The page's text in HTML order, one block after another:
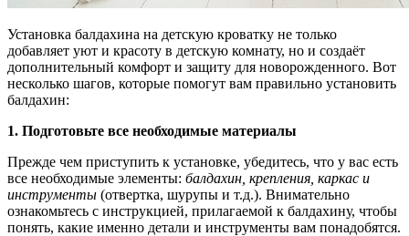
Установка балдахина на детскую кроватку не только
добавляет уют и красоту в детскую комнату, но и создаёт
дополнительный комфорт и защиту для новорожденного. Вот
несколько шагов, которые помогут вам правильно установить
балдахин:
1. Подготовьте все необходимые материалы
Прежде чем приступить к установке, убедитесь, что у вас есть
все необходимые элементы: балдахин, крепления, каркас и
инструменты (отвертка, шурупы и т.д.). Внимательно
ознакомьтесь с инструкцией, прилагаемой к балдахину, чтобы
понять, какие именно детали и инструменты вам понадобятся.